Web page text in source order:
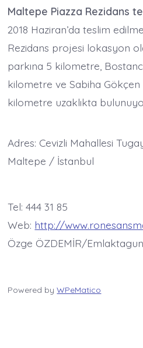
Maltepe Piazza Rezidans
2018 Haziran’da teslim
Rezidans projesi lokasyon
parkına 5 kilometre,
kilometre ve Sabiha Gökçen
kilometre uzaklıkta
Adres: Cevizli Mahallesi
Maltepe / İstanbul
Tel: 444 31 85
Web: http://
Özge ÖZDEMİR/
Powered byWPeMatico